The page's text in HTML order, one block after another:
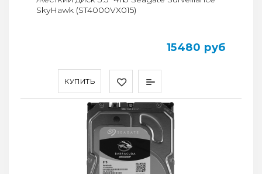
КУПИТЬ
SkyHawk (ST4000VX015)
15480 руб